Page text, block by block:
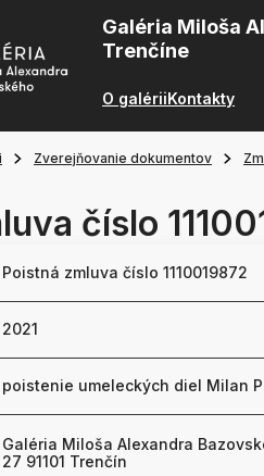
Galéria Miloša
Trenčíne
O galériiKontakty
Zverejňovanie dokumentov
číslo
Poistná zmluva číslo 1110019872
2021
poistenie umeleckých diel Milan
Galéria Miloša Alexandra
27 91101 Trenčín